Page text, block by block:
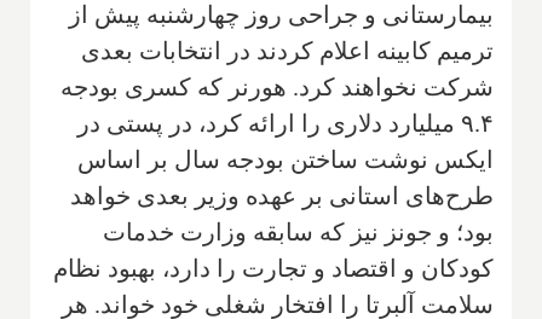
بیمارستانی و جراحی روز چهارشنبه پیش از
ترمیم کابینه اعلام کردند در انتخابات بعدی
شرکت نخواهند کرد. هورنر که کسری بودجه
۹.۴ میلیارد دلاری را ارائه کرد، در پستی در
ایکس نوشت ساختن بودجه سال بر اساس
طرح‌های استانی بر عهده وزیر بعدی خواهد
بود؛ و جونز نیز که سابقه وزارت خدمات
کودکان و اقتصاد و تجارت را دارد، بهبود نظام
سلامت آلبرتا را افتخار شغلی خود خواند. هر